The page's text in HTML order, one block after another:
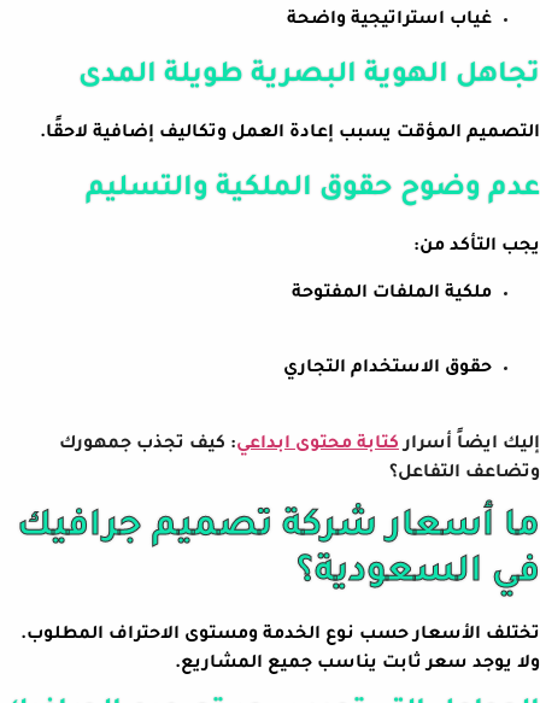
غياب استراتيجية واضحة
تجاهل الهوية البصرية طويلة المدى
التصميم المؤقت يسبب إعادة العمل وتكاليف إضافية لاحقًا.
عدم وضوح حقوق الملكية والتسليم
يجب التأكد من:
ملكية الملفات المفتوحة
حقوق الاستخدام التجاري
إليك ايضاً أسراركتابة محتوى ابداعي: كيف تجذب جمهورك
وتضاعف التفاعل؟
ما أسعار شركة تصميم جرافيك
في السعودية؟
تختلف الأسعار حسب نوع الخدمة ومستوى الاحتراف المطلوب.
ولا يوجد سعر ثابت يناسب جميع المشاريع.